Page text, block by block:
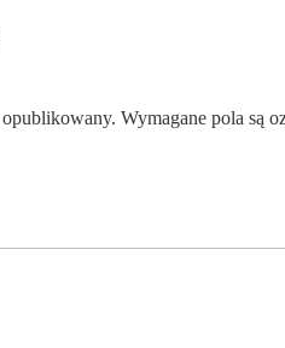
Wymagane pola są